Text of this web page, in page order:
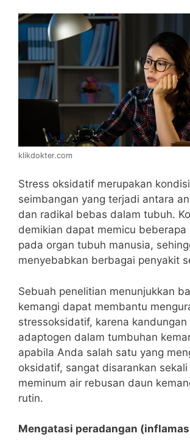
klikdokter.com
Stress oksidatif merupakan
seimbangan yang terjadi antara
dan radikal bebas dalam tubuh.
demikian dapat memicu beberapa
pada organ tubuh manusia,
menyebabkan berbagai penyakit
Sebuah penelitian menunjukkan
kemangi dapat membantu
stressoksidatif, karena kandungan
adaptogen dalam tumbuhan
apabila Anda salah satu yang
oksidatif, sangat disarankan
meminum air rebusan daun
rutin.
Mengatasi peradangan